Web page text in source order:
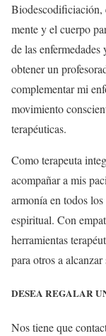
Biodescodificiación,
mente y el cuerpo
de las
obtener un
complementar mi
movimiento
terapéuticas.
Como terapeuta
acompañar a mis
armonía en todos
espiritual. Con
herramientas
para otros a
DESEA REGALAR
Nos tiene que